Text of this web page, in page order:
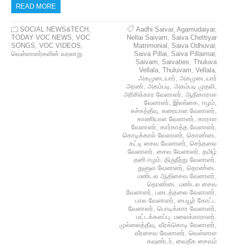
READ MORE
SOCIAL NEWS&TECH ,
TODAY VOC NEWS,VOC
SONGS,VOC VIDEOS,
வெள்ளாளர்களின் வரலாறு
Aadhi Saivar, Agamudaiyar,
Nellai Saivam, Saiva Chettiyar
Matrimonial , Saiva Odhuvar,
Saiva Pillai, Saiva Pillaimar,
Saivam, Saivaties, Thuluva
Vellala, Thuluvam, Vellala,
அகமுடையார், அகமுடையார்
அரண், அகம்படி, அகம்படி முதலி,
அரிசிக்கார வேளாளர், ஆதிகாராள
வேளாளர், இலங்கை, ஈழம்,
கச்சத்தீவு, கரையாள வேளாளர்,
காணியாள வேளாளர், காராள
வேளாளர், கார்காத்த வேளாளர்,
கொடிக்கால் வேளாளர், கொண்டை
கட்டி சைவ வேளாளர், செந்தலை
வேளாளர், சைவ வேளாளர், தமிழ்
தனி ஈழம், திருநீற்று வேளாளர்,
துளுவ வேளாளர், தொண்டை
மண்டல ஆதிசைவ வேளாளர்,
தொண்டை மண்டல சைவ
வேளாளர், படைத்தலை வேளாளர்,
பால வேளாளர், பையூர் கோட்ட
வேளாளர், பொடிக்கார வேளாளர்,
மட்டக்களப்பு, மலைக்காராளர்,
முல்லைத்தீவு, வீரக்கொடி வேளாளர்,
வீரசைவ வேளாளர், வெள்ளாள
கவுண்டர், வைதீக சைவம்